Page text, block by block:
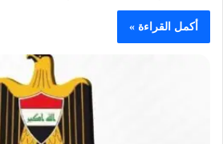
أكمل القراءة »